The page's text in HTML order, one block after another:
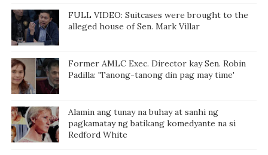
FULL VIDEO: Suitcases were brought to the
alleged house of Sen. Mark Villar
Former AMLC Exec. Director kay Sen. Robin
Padilla: 'Tanong-tanong din pag may time'
Alamin ang tunay na buhay at sanhi ng
pagkamatay ng batikang komedyante na si
Redford White